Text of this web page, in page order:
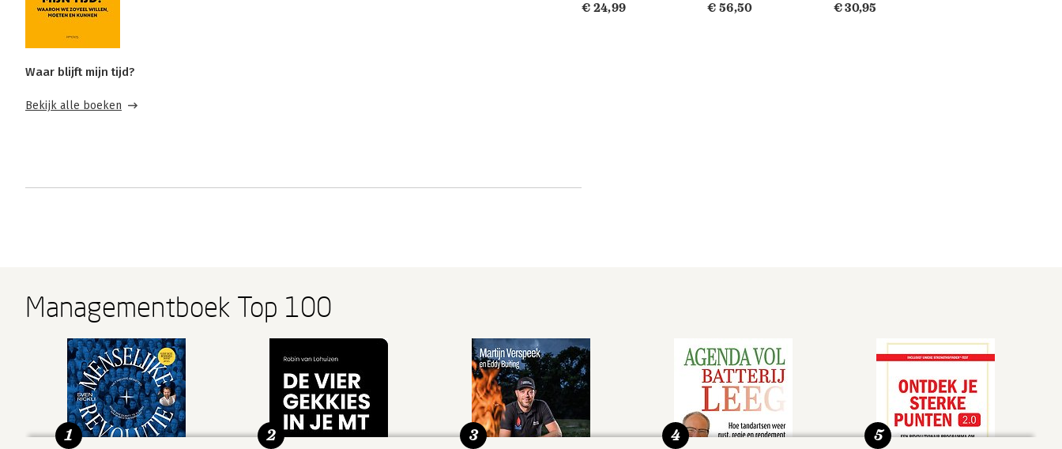
Waar blijft mijn tijd?
Bekijk alle boeken
€ 24,99
€ 56,50
€ 30,95
Managementboek Top 100
1 2 3 4 5